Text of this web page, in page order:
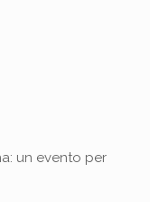
un evento per